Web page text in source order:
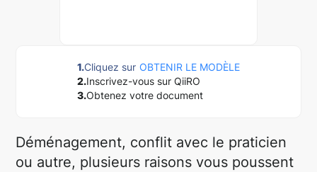
1.Cliquez sur OBTENIR LE MODÈLE
2.Inscrivez-vous sur QiiRO
3.Obtenez votre document
Déménagement, conflit avec le praticien
ou autre, plusieurs raisons vous poussent